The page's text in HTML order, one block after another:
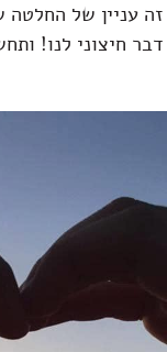
עניין של החלטה
חיצוני לנו!